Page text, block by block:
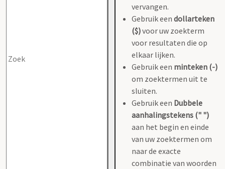
vervangen.
Gebruik een dollarteken
($)voor uw zoekterm
voor resultaten die op
elkaar lijken.
Gebruik een minteken (-)
om zoektermen uit te
sluiten.
Gebruik een Dubbele
aanhalingstekens (" ")
aan het begin en einde
van uw zoektermen om
naar de exacte
combinatie van woorden